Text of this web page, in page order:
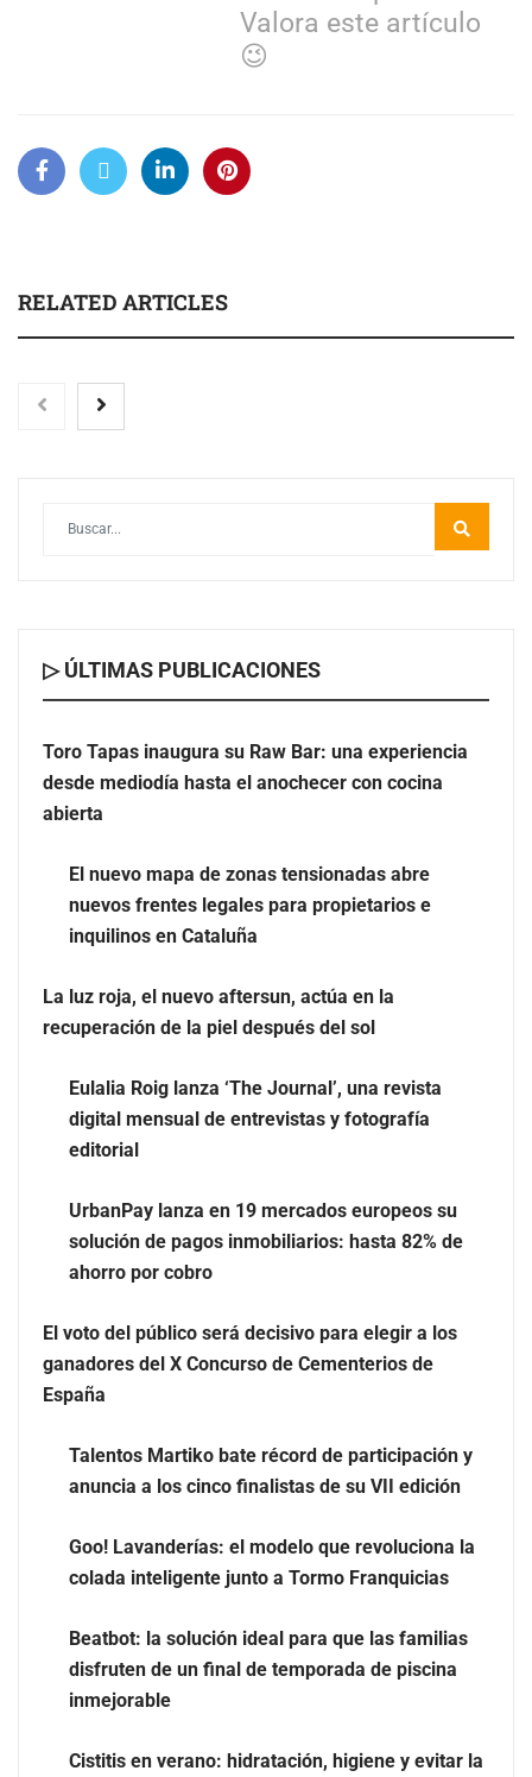
Valora este artículo
😉
RELATED ARTICLES
Toro Tapas inaugura su Raw Bar: una experiencia
desde mediodía hasta el anochecer con cocina abierta
El nuevo mapa de zonas tensionadas abre nuevos
La luz roja, el nuevo aftersun, actúa en la recuperación
de la piel después del sol
Eulalia Roig lanza ‘The Journal’, una revista digital
mensual de entrevistas y fotografía editorial
de pagos inmobiliarios: hasta 82% de ahorro por cobro
▷ ÚLTIMAS PUBLICACIONES
Toro Tapas inaugura su Raw Bar: una experiencia
desde mediodía hasta el anochecer con cocina
abierta
El nuevo mapa de zonas tensionadas abre
nuevos frentes legales para propietarios e
inquilinos en Cataluña
La luz roja, el nuevo aftersun, actúa en la
recuperación de la piel después del sol
Eulalia Roig lanza ‘The Journal’, una revista
digital mensual de entrevistas y fotografía
editorial
UrbanPay lanza en 19 mercados europeos su
solución de pagos inmobiliarios: hasta 82% de
ahorro por cobro
El voto del público será decisivo para elegir a los
ganadores del X Concurso de Cementerios de
España
Talentos Martiko bate récord de participación y
anuncia a los cinco finalistas de su VII edición
Goo! Lavanderías: el modelo que revoluciona la
colada inteligente junto a Tormo Franquicias
Beatbot: la solución ideal para que las familias
disfruten de un final de temporada de piscina
inmejorable
Cistitis en verano: hidratación, higiene y evitar la